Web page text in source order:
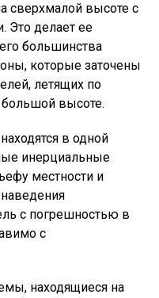
сверхмалой высоте с
Это делает ее
большинства
которые заточены
летящих по
большой высоте.
в одной
инерциальные
местности и
с погрешностью в
с
находящиеся на